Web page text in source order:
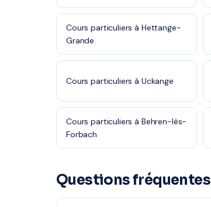
Cours particuliers à Hettange-
Grande
Cours particuliers à Uckange
Cours particuliers à Behren-lès-
Forbach
Questions fréquentes